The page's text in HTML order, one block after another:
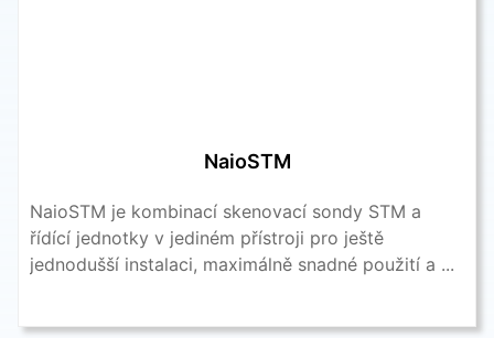
NaioSTM
NaioSTM je kombinací skenovací sondy STM a
řídící jednotky v jediném přístroji pro ještě
jednodušší instalaci, maximálně snadné použití a ...